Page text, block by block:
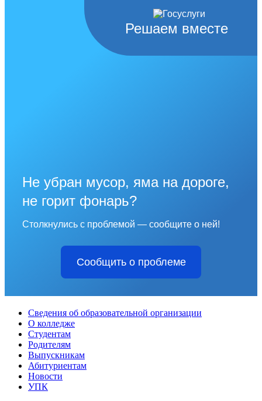
Решаем вместе
Не убран мусор, яма на дороге,
не горит фонарь?
Столкнулись с проблемой — сообщите о ней!
Сообщить о проблеме
Сведения об образовательной организации
О колледже
Студентам
Родителям
Выпускникам
Абитуриентам
Новости
УПК